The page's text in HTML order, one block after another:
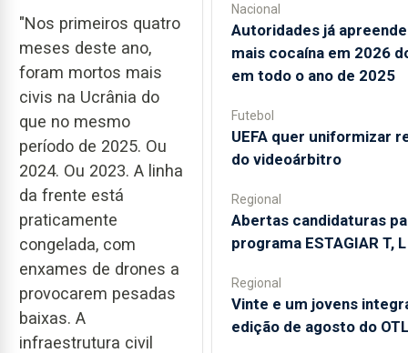
"Nos primeiros quatro
meses deste ano,
foram mortos mais
civis na Ucrânia do
que no mesmo
período de 2025. Ou
2024. Ou 2023. A linha
da frente está
praticamente
congelada, com
enxames de drones a
provocarem pesadas
baixas. A
infraestrutura civil
Nacional
Autoridades já
mais cocaína em 2026
em todo o ano de 2025
Futebol
UEFA quer uniformizar
do videoárbitro
Regional
Abertas candidaturas
programa ESTAGIAR T,
Regional
Vinte e um jovens
edição de agosto do OTL